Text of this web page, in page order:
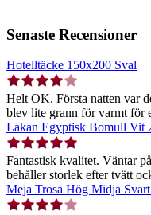
Senaste Recensioner
Hotelltäcke 150x200 Sval
Helt OK. Första natten var
blev lite grann för varmt för
Lakan Egyptisk Bomull Vit
Fantastisk kvalitet. Väntar
behåller storlek efter tvätt
Meja Trosa Hög Midja